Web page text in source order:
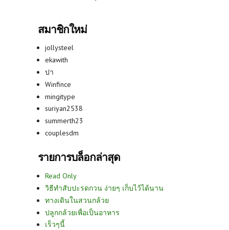
สมาชิกใหม่
jollysteel
ekawith
ปา
Winfince
mingitype
suriyan2538
summerth23
couplesdm
รายการบล็อกล่าสุด
Read Only
วิธีทำสับปะรดกวน ง่ายๆ เก็บไว้ได้นาน
ทางเดินในสวนกล้วย
ปลูกกล้วยเพื่อเป็นอาหาร
เร็วๆนี้